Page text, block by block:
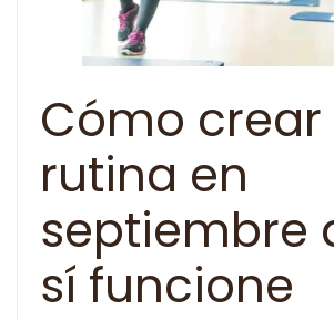
Cómo crear
rutina en
septiembre
sí funcione